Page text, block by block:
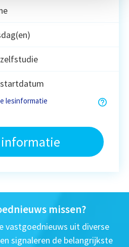
lesinformatie
informatie
missen?
vastgoednieuws uit diverse
signaleren de belangrijkste